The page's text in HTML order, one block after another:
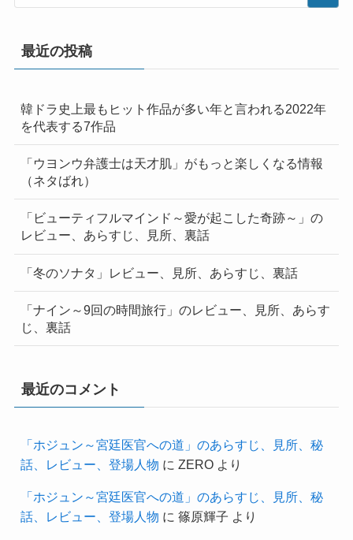
最近の投稿
韓ドラ史上最もヒット作品が多い年と言われる2022年
を代表する7作品
「ウヨンウ弁護士は天才肌」がもっと楽しくなる情報
（ネタばれ）
「ビューティフルマインド～愛が起こした奇跡～」の
レビュー、あらすじ、見所、裏話
「冬のソナタ」レビュー、見所、あらすじ、裏話
「ナイン～9回の時間旅行」のレビュー、見所、あらす
じ、裏話
最近のコメント
「ホジュン～宮廷医官への道」のあらすじ、見所、秘
話、レビュー、登場人物 に ZEROより
「ホジュン～宮廷医官への道」のあらすじ、見所、秘
話、レビュー、登場人物 に 篠原輝子 より